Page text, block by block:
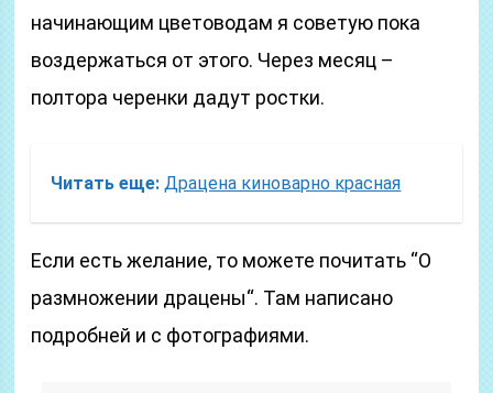
начинающим цветоводам я советую пока
воздержаться от этого. Через месяц –
полтора черенки дадут ростки.
Читать еще: Драцена киноварно красная
Если есть желание, то можете почитать “О
размножении драцены“. Там написано
подробней и с фотографиями.